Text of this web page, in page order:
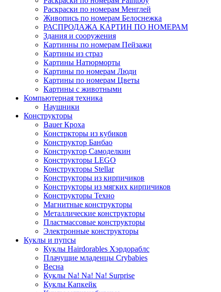
Раскраски по номерам Менглей
Живопись по номерам Белоснежка
РАСПРОДАЖА КАРТИН ПО НОМЕРАМ
Здания и сооружения
Картинны по номерам Пейзажи
Картины из страз
Картины Натюрморты
Картины по номерам Люди
Картины по номерам Цветы
Картины с животными
Компьютерная техника
Наушники
Конструкторы
Bauer Кроха
Констркторы из кубиков
Конструктор Банбао
Конструктор Самоделкин
Конструкторы LEGO
Конструкторы Stellar
Конструкторы из кирпичиков
Конструкторы из мягких кирпичиков
Конструкторы Техно
Магнитные конструкторы
Металлические конструкторы
Пластмассовые конструкторы
Электронные конструкторы
Куклы и пупсы
Куклы Hairdorables Хэрдораблс
Плачущие младенцы Crybabies
Весна
Куклы Na! Na! Na! Surprise
Куклы Капкейк